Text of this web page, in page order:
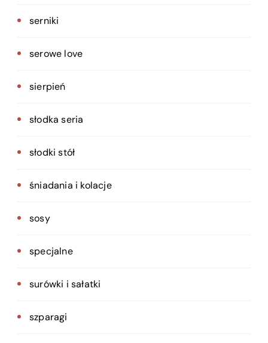
serniki
serowe love
sierpień
słodka seria
słodki stół
śniadania i kolacje
sosy
specjalne
surówki i sałatki
szparagi